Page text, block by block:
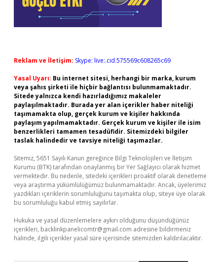
Reklam ve İletişim: Skype: live:.cid.575569c608265c69
Yasal Uyarı: Bu internet sitesi, herhangi bir marka, kurum
veya şahıs şirketi ile hiçbir bağlantısı bulunmamaktadır.
Sitede yalnızca kendi hazırladığımız makaleler
paylaşılmaktadır. Burada yer alan içerikler haber niteliği
taşımamakta olup, gerçek kurum ve kişiler hakkında
paylaşım yapılmamaktadır. Gerçek kurum ve kişiler ile isim
benzerlikleri tamamen tesadüfidir. Sitemizdeki bilgiler
taslak halindedir ve tavsiye niteliği taşımazlar.
Sitemiz, 5651 Sayılı Kanun gereğince Bilgi Teknolojileri ve İletişim
Kurumu (BTK) tarafından onaylanmış bir Yer Sağlayıcı olarak hizmet
vermektedir. Bu nedenle, sitedeki içerikleri proaktif olarak denetleme
veya araştırma yükümlülüğümüz bulunmamaktadır. Ancak, üyelerimiz
yazdıkları içeriklerin sorumluluğunu taşımakta olup, siteye üye olarak
bu sorumluluğu kabul etmiş sayılırlar.
Hukuka ve yasal düzenlemelere aykırı olduğunu düşündüğünüz
içerikleri, backlinkpanelicomtr@gmail.com adresine bildirmeniz
halinde, ilgili içerikler yasal süre içerisinde sitemizden kaldırılacaktır.